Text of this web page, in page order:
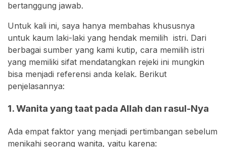
bertanggung jawab.
Untuk kali ini, saya hanya membahas khususnya
untuk kaum laki-laki yang hendak memilih istri. Dari
berbagai sumber yang kami kutip, cara memilih istri
yang memiliki sifat mendatangkan rejeki ini mungkin
bisa menjadi referensi anda kelak. Berikut
penjelasannya:
1. Wanita yang taat pada Allah dan rasul-Nya
Ada empat faktor yang menjadi pertimbangan sebelum
menikahi seorang wanita, yaitu karena: